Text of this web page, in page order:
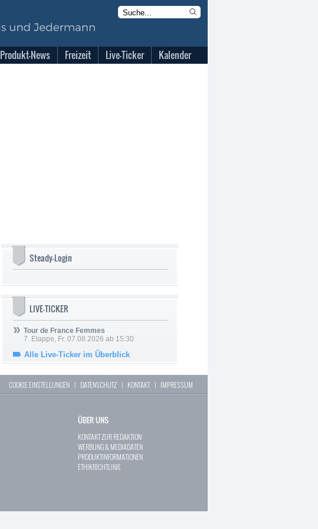
Produkt-News Freizeit Live-Ticker Kalender
Steady-Login
LIVE-TICKER
Tour de France Femmes
7. Etappe, Fr. 07.08.2026 ab 15:30
Alle Live-Ticker im Überblick
COOKIE EINSTELLUNGEN | DATENSCHUTZ | KONTAKT| IMPRESSUM
ÜBER UNS
KONTAKT ZUR REDAKTION
WERBUNG & MEDIADATEN
PRODUKTINFORMATIONEN
ETHIKRICHTLINIE